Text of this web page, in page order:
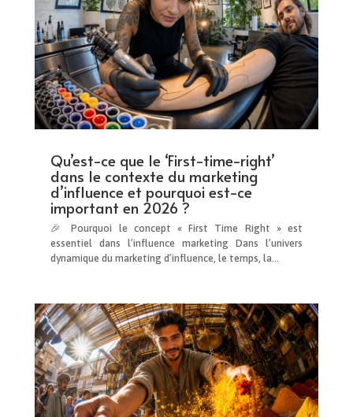
Qu’est-ce que le ‘First-time-right’
dans le contexte du marketing
d’influence et pourquoi est-ce
important en 2026 ?
🎉 Pourquoi le concept « First Time Right » est
essentiel dans l’influence marketing Dans l’univers
dynamique du marketing d’influence, le temps, la…